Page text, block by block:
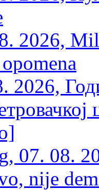
2026,
2026,
07. 08.
nije